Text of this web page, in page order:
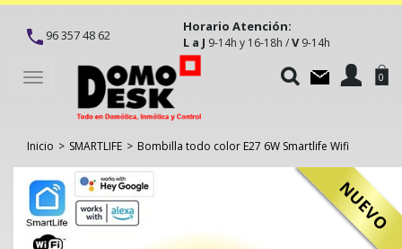
96 357 48 62
Horario Atención:
L a J 9-14h y 16-18h /V9-14h
Toggle
navigation
0
Inicio > SMARTLIFE > Bombilla todo color E27 6W Smartlife Wifi
NUEVO